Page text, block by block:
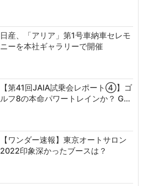
日産、「アリア」第1号車納車セレモ
ニーを本社ギャラリーで開催
【第41回JAIA試乗会レポート④】ゴ
ルフ8の本命パワートレインか？ G…
【ワンダー速報】東京オートサロン
2022印象深かったブースは？